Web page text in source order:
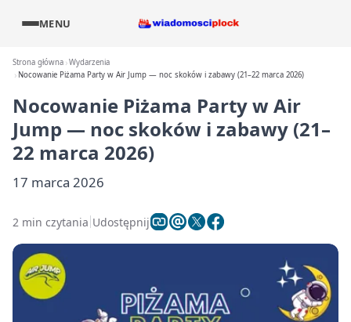
MENU
Strona główna Wydarzenia
Nocowanie Piżama Party w Air Jump — noc skoków i zabawy (21–22 marca 2026)
Nocowanie Piżama Party w Air
Jump — noc skoków i zabawy (21–
22 marca 2026)
17 marca 2026
2 min czytania Udostępnij